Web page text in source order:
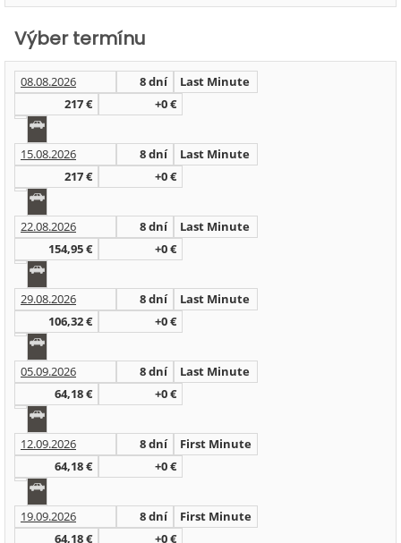
Výber termínu
08.08.2026 8 dní
Last Minute
217 €
+0 €
15.08.2026 8 dní
Last Minute
217 €
+0 €
22.08.2026 8 dní
Last Minute
154,95 €
+0 €
29.08.2026 8 dní
Last Minute
106,32 €
+0 €
05.09.2026 8 dní
Last Minute
64,18 €
+0 €
12.09.2026 8 dní
First Minute
64,18 €
+0 €
19.09.2026 8 dní
First Minute
64,18 €
+0 €